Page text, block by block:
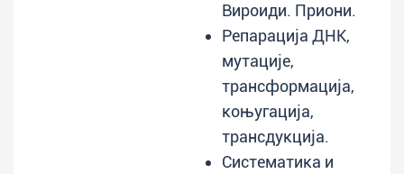
Вироиди. Приони.
Репарација ДНК,
мутације,
трансформација,
коњугација,
трансдукција.
Систематика и